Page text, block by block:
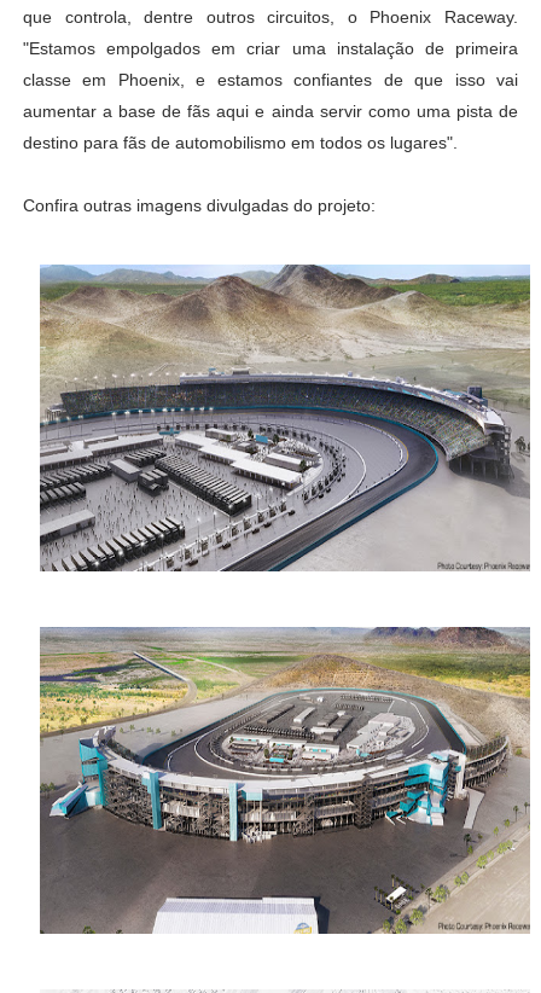
que controla, dentre outros circuitos, o Phoenix Raceway.
"Estamos empolgados em criar uma instalação de primeira
classe em Phoenix, e estamos confiantes de que isso vai
aumentar a base de fãs aqui e ainda servir como uma pista de
destino para fãs de automobilismo em todos os lugares".
Confira outras imagens divulgadas do projeto: